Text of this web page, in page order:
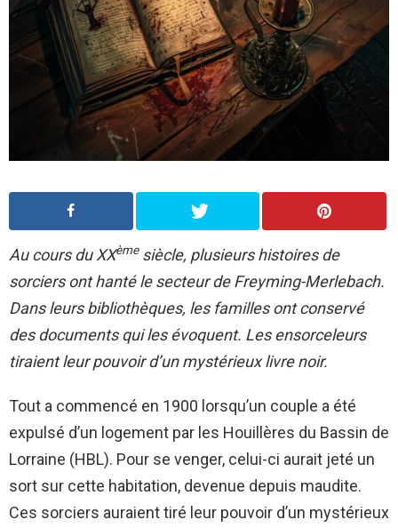
Au cours du XXèmesiècle, plusieurs histoires de
sorciers ont hanté le secteur de Freyming-Merlebach.
Dans leurs bibliothèques, les familles ont conservé
des documents qui les évoquent. Les ensorceleurs
tiraient leur pouvoir d’un mystérieux livre noir.
Tout a commencé en 1900 lorsqu’un couple a été
expulsé d’un logement par les Houillères du Bassin de
Lorraine (HBL). Pour se venger, celui-ci aurait jeté un
sort sur cette habitation, devenue depuis maudite.
Ces sorciers auraient tiré leur pouvoir d’un mystérieux